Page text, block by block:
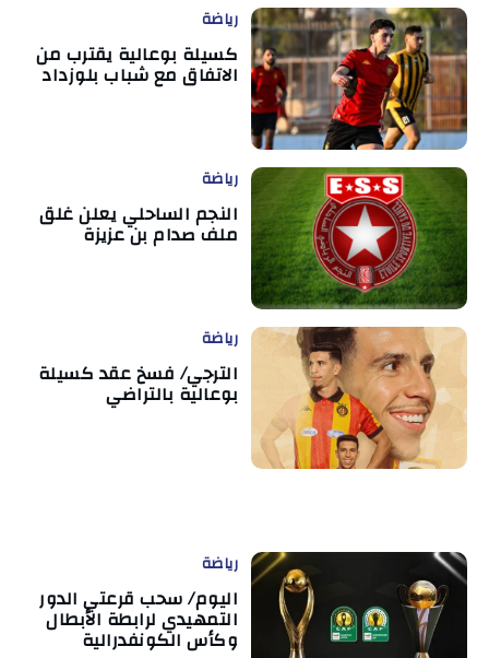
رياضة
كسيلة بوعالية يقترب من
الاتفاق مع شباب بلوزداد
رياضة
النجم الساحلي يعلن غلق
ملف صدام بن عزيزة
رياضة
الترجي/ فسخ عقد كسيلة
بوعالية بالتراضي
رياضة
اليوم/ سحب قرعتي الدور
التمهيدي لرابطة الأبطال
وكأس الكونفدرالية